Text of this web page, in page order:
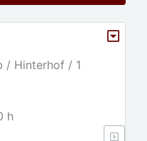
/ Hinterhof / 1
h